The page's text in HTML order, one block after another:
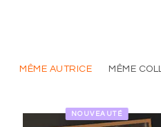
MÊME AUTRICE MÊME
NOUVEAUTÉ